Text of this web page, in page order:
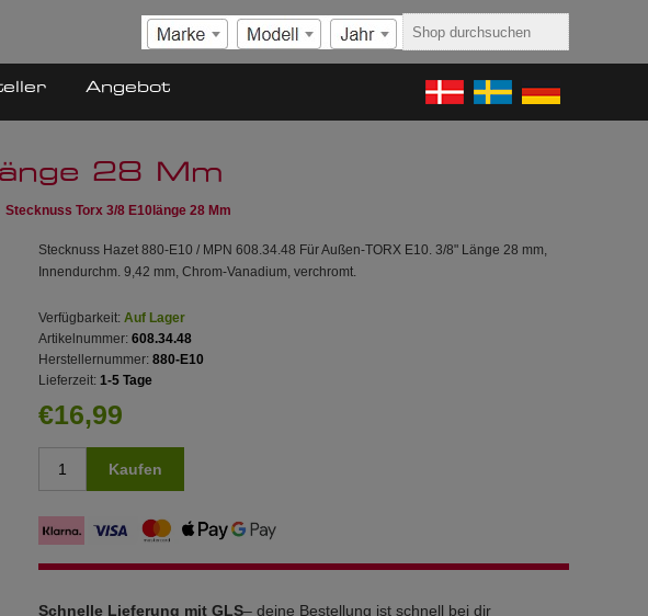
Angebot
28 Mm
Stecknuss Torx 3/8 E10länge 28 Mm
Stecknuss Hazet 880-E10 / MPN 608.34.48 Für Außen-TORX E10. 3/8" Länge 28 mm,
Innendurchm. 9,42 mm, Chrom-Vanadium, verchromt.
Verfügbarkeit: Auf Lager
Artikelnummer: 608.34.48
Herstellernummer: 880-E10
Lieferzeit: 1-5 Tage
€16,99
Kaufen
Schnelle Lieferung mit GLS– deine Bestellung ist schnell bei dir